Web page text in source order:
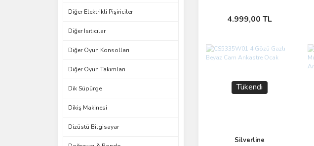
Diğer Elektrikli Pişiriciler
Diğer Isıtıcılar
Diğer Oyun Konsolları
Diğer Oyun Takımları
Dik Süpürge
Dikiş Makinesi
Dizüstü Bilgisayar
4.999,00 TL
Stokta Yok
Tükendi
Silverline